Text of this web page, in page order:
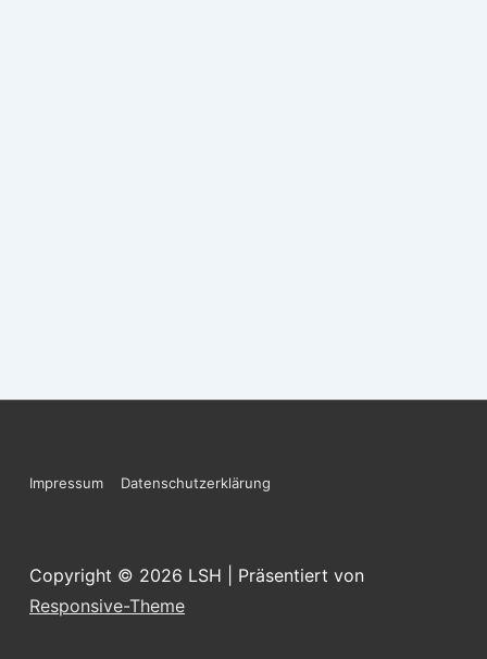
Footer-
Impressum Datenschutzerklärung
Copyright © 2026 LSH
| Präsentiert von
Responsive-Theme